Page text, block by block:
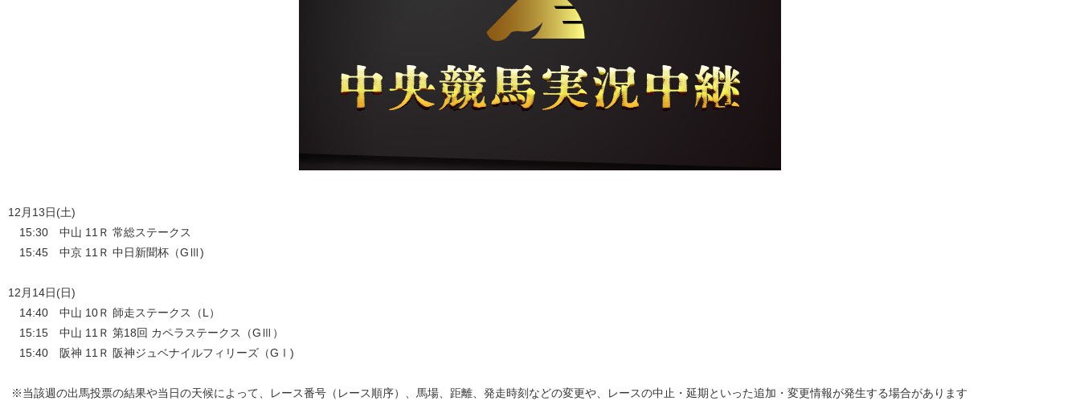
12月13日(土)
15:30 中山 11Ｒ 常総ステークス
15:45 中京 11Ｒ 中日新聞杯（GⅢ)
12月14日(日)
14:40 中山 10Ｒ 師走ステークス（L）
15:15 中山 11Ｒ 第18回 カペラステークス（GⅢ）
15:40 阪神 11Ｒ 阪神ジュベナイルフィリーズ（GⅠ)
※当該週の出馬投票の結果や当日の天候によって、レース番号（レース順序）、馬場、距離、発走時刻などの変更や、レースの中止・延期といった追加・変更情報が発生する場合があります